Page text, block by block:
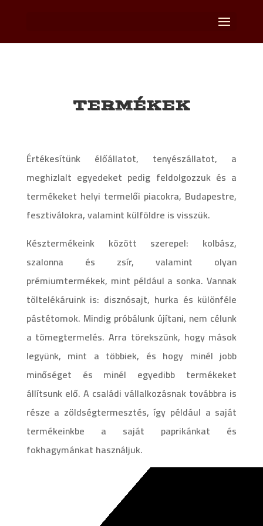
TERMÉKEK
Értékesítünk élőállatot, tenyészállatot, a
meghizlalt egyedeket pedig feldolgozzuk és a
termékeket helyi termelői piacokra, Budapestre,
fesztiválokra, valamint külföldre is visszük.
Késztermékeink között szerepel: kolbász,
szalonna és zsír, valamint olyan
prémiumtermékek, mint például a sonka. Vannak
töltelékáruink is: disznósajt, hurka és különféle
pástétomok. Mindig próbálunk újítani, nem célunk
a tömegtermelés. Arra törekszünk, hogy mások
legyünk, mint a többiek, és hogy minél jobb
minőséget és minél egyedibb termékeket
állítsunk elő. A családi vállalkozásnak továbbra is
része a zöldségtermesztés, így például a saját
termékeinkbe a saját paprikánkat és
fokhagymánkat használjuk.